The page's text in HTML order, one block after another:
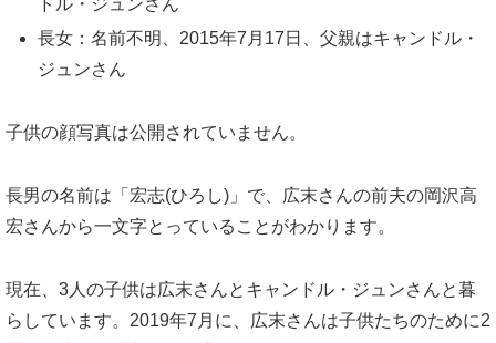
ドル・ジュンさん
長女：名前不明、2015年7月17日、父親はキャンドル・
ジュンさん
子供の顔写真は公開されていません。
長男の名前は「宏志(ひろし)」で、広末さんの前夫の岡沢高
宏さんから一文字とっていることがわかります。
現在、3人の子供は広末さんとキャンドル・ジュンさんと暮
らしています。2019年7月に、広末さんは子供たちのために2